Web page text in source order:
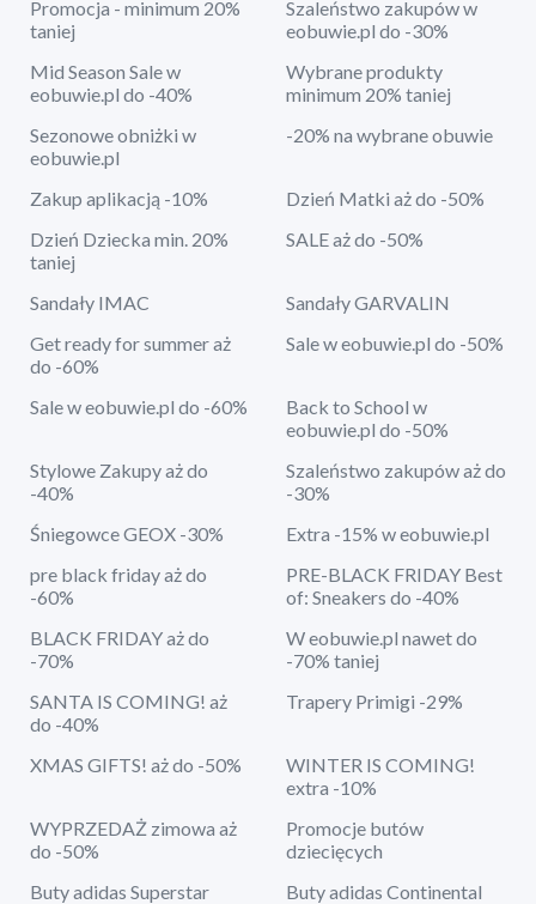
Promocja - minimum 20%
taniej
Szaleństwo zakupów w
eobuwie.pl do -30%
Mid Season Sale w
eobuwie.pl do -40%
Wybrane produkty
minimum 20% taniej
Sezonowe obniżki w
eobuwie.pl
-20% na wybrane obuwie
Zakup aplikacją -10%
Dzień Matki aż do -50%
Dzień Dziecka min. 20%
taniej
SALE aż do -50%
Sandały IMAC
Sandały GARVALIN
Get ready for summer aż
do -60%
Sale w eobuwie.pl do -50%
Sale w eobuwie.pl do -60%
Back to School w
eobuwie.pl do -50%
Stylowe Zakupy aż do
-40%
Szaleństwo zakupów aż do
-30%
Śniegowce GEOX -30%
Extra -15% w eobuwie.pl
pre black friday aż do
-60%
PRE-BLACK FRIDAY Best
of: Sneakers do -40%
BLACK FRIDAY aż do
-70%
W eobuwie.pl nawet do
-70% taniej
SANTA IS COMING! aż
do -40%
Trapery Primigi -29%
XMAS GIFTS! aż do -50%
WINTER IS COMING!
extra -10%
WYPRZEDAŻ zimowa aż
do -50%
Promocje butów
dziecięcych
Buty adidas Superstar
Buty adidas Continental